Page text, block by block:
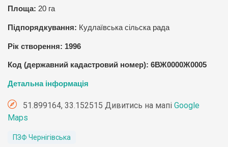
Площа: 20 га
Підпорядкування: Кудлаївська сільска рада
Рік створення: 1996
Код (державний кадастровий номер): 6ВЖ0000Ж0005
Детальна інформація
51.899164, 33.152515 Дивитись на мапі Google
Maps
ПЗФ Чернігівська